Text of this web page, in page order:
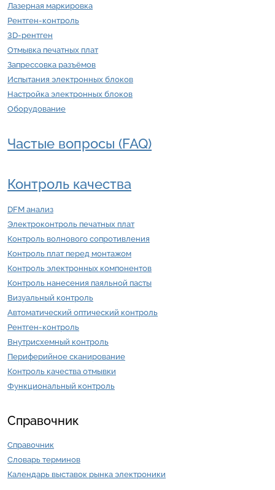
Лазерная маркировка
Рентген-контроль
3D-рентген
Отмывка печатных плат
Запрессовка разъёмов
Испытания электронных блоков
Настройка электронных блоков
Оборудование
Частые вопросы (FAQ)
Контроль качества
DFM анализ
Электроконтроль печатных плат
Контроль волнового сопротивления
Контроль плат перед монтажом
Контроль электронных компонентов
Контроль нанесения паяльной пасты
Визуальный контроль
Автоматический оптический контроль
Рентген-контроль
Внутрисхемный контроль
Периферийное сканирование
Контроль качества отмывки
Функциональный контроль
Справочник
Справочник
Словарь терминов
Календарь выставок рынка электроники